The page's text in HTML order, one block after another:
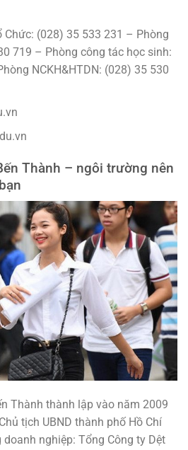
(028) 35 533 231 – Phòng
719 – Phòng công tác học sinh:
NCKH&HTDN: (028) 35 530
Thành – ngôi trường nên
Thành thành lập vào năm 2009
tịch UBND thành phố Hồ Chí
nghiệp: Tổng Công ty Dệt